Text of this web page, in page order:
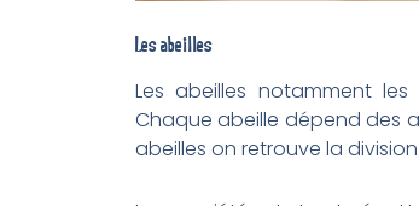
Les abeilles
Les abeilles notamment les
Chaque abeille dépend des
abeilles on retrouve la